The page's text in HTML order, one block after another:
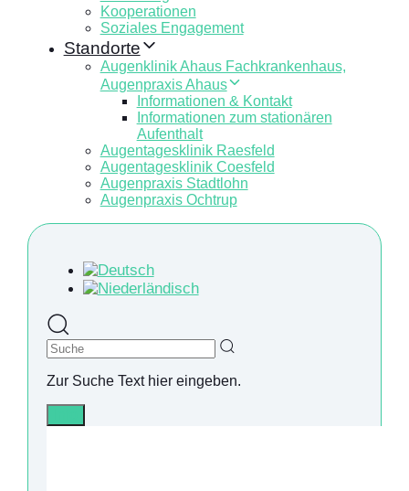
Kooperationen
Soziales Engagement
Standorte
Augenklinik Ahaus Fachkrankenhaus,
Augenpraxis Ahaus
Informationen & Kontakt
Informationen zum stationären
Aufenthalt
Augentagesklinik Raesfeld
Augentagesklinik Coesfeld
Augenpraxis Stadtlohn
Augenpraxis Ochtrup
Suche
Zur Suche Text hier eingeben.